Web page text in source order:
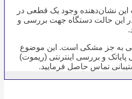
نشان‌دهنده وجود یک قطعی در
این حالت دستگاه جهت بررسی و
به جز مشکی است. این موضوع
پایاتک و بررسی اینترنتی (ریموت)
تماس حاصل فرمایید.